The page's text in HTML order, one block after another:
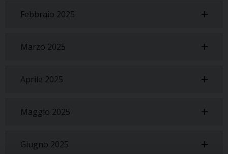
Febbraio 2025
Marzo 2025
Aprile 2025
Maggio 2025
Giugno 2025